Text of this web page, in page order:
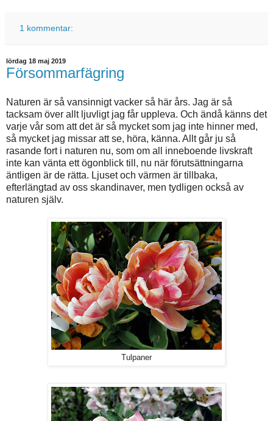
1 kommentar:
lördag 18 maj 2019
Försommarfägring
Naturen är så vansinnigt vacker så här års. Jag är så
tacksam över allt ljuvligt jag får uppleva. Och ändå känns det
varje vår som att det är så mycket som jag inte hinner med,
så mycket jag missar att se, höra, känna. Allt går ju så
rasande fort i naturen nu, som om all inneboende livskraft
inte kan vänta ett ögonblick till, nu när förutsättningarna
äntligen är de rätta. Ljuset och värmen är tillbaka,
efterlängtad av oss skandinaver, men tydligen också av
naturen själv.
Tulpaner